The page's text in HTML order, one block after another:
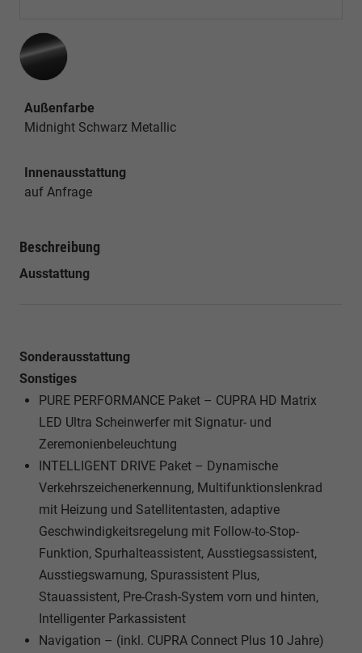
Außenfarbe
Midnight Schwarz Metallic
Innenausstattung
auf Anfrage
Beschreibung
Ausstattung
Sonderausstattung
Sonstiges
PURE PERFORMANCE Paket – CUPRA HD Matrix
LED Ultra Scheinwerfer mit Signatur- und
Zeremonienbeleuchtung
INTELLIGENT DRIVE Paket – Dynamische
Verkehrszeichenerkennung, Multifunktionslenkrad
mit Heizung und Satellitentasten, adaptive
Geschwindigkeitsregelung mit Follow-to-Stop-
Funktion, Spurhalteassistent, Ausstiegsassistent,
Ausstiegswarnung, Spurassistent Plus,
Stauassistent, Pre-Crash-System vorn und hinten,
Intelligenter Parkassistent
Navigation – (inkl. CUPRA Connect Plus 10 Jahre)